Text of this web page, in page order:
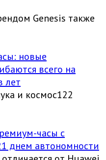
Genesis также
новые
всего на
лет
и космос122
часы с
днем автономности